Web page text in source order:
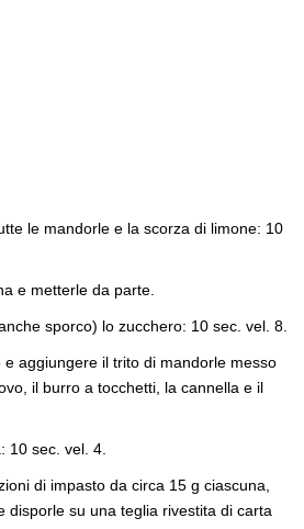
le mandorle e la scorza di limone: 10
e metterle da parte.
sporco) lo zucchero: 10 sec. vel. 8.
e aggiungere il trito di mandorle messo
il burro a tocchetti, la cannella e il
10 sec. vel. 4.
di impasto da circa 15 g ciascuna,
disporle su una teglia rivestita di carta